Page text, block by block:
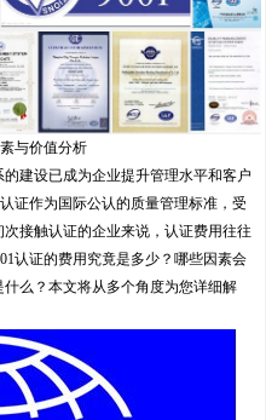
与价值分析
建设已成为企业提升管理水平和客户
证作为国际公认的质量管理标准，受
接触认证的企业来说，认证费用往往
认证的费用究竟是多少？哪些因素会
么？本文将从多个角度为您详细解